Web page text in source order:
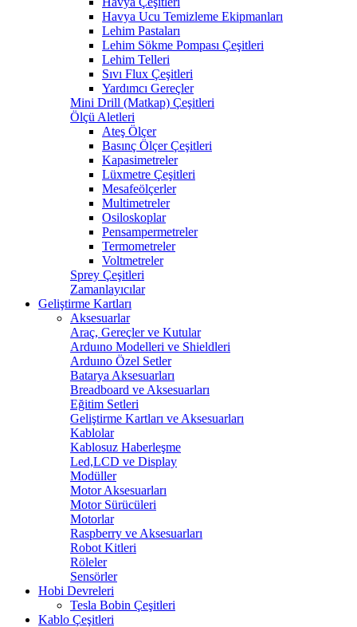
Havya Ucu Temizleme Ekipmanları
Lehim Pastaları
Lehim Sökme Pompası Çeşitleri
Lehim Telleri
Sıvı Flux Çeşitleri
Yardımcı Gereçler
Mini Drill (Matkap) Çeşitleri
Ölçü Aletleri
Ateş Ölçer
Basınç Ölçer Çeşitleri
Kapasimetreler
Lüxmetre Çeşitleri
Mesafeölçerler
Multimetreler
Osiloskoplar
Pensampermetreler
Termometreler
Voltmetreler
Sprey Çeşitleri
Zamanlayıcılar
Geliştirme Kartları
Aksesuarlar
Araç, Gereçler ve Kutular
Arduıno Modelleri ve Shieldleri
Arduıno Özel Setler
Batarya Aksesuarları
Breadboard ve Aksesuarları
Eğitim Setleri
Geliştirme Kartları ve Aksesuarları
Kablolar
Kablosuz Haberleşme
Led,LCD ve Display
Modüller
Motor Aksesuarları
Motor Sürücüleri
Motorlar
Raspberry ve Aksesuarları
Robot Kitleri
Röleler
Sensörler
Hobi Devreleri
Tesla Bobin Çeşitleri
Kablo Çeşitleri